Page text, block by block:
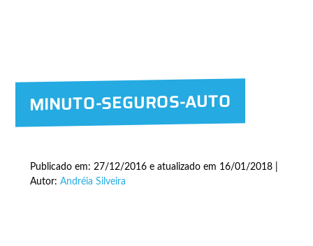
MINUTO-SEGUROS-AUTO
Publicado em: 27/12/2016 e atualizado em 16/01/2018 |
Autor: Andréia Silveira